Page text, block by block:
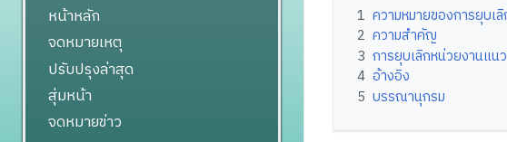
1 ความหมายของการยุบเ
2 ความสำคัญ
3 การยุบเลิกหน่วยงานแ
4 อ้างอิง
5 บรรณานุกรม
หน้าหลัก
จดหมายเหตุ
ปรับปรุงล่าสุด
สุ่มหน้า
จดหมายข่าว